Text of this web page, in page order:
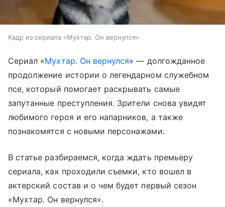
Кадр из сериала «Мухтар. Он вернулся»
Сериал «Мухтар. Он вернулся» — долгожданное
продолжение истории о легендарном служебном
псе, который помогает раскрывать самые
запутанные преступления. Зрители снова увидят
любимого героя и его напарников, а также
познакомятся с новыми персонажами.
В статье разбираемся, когда ждать премьеру
сериала, как проходили съемки, кто вошел в
актерский состав и о чем будет первый сезон
«Мухтар. Он вернулся».